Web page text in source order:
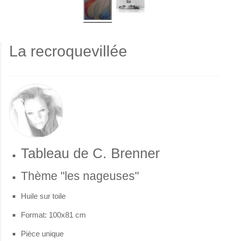
La recroquevillée
Tableau de C. Brenner
Thème "les nageuses"
Huile sur toile
Format: 100x81 cm
Pièce unique